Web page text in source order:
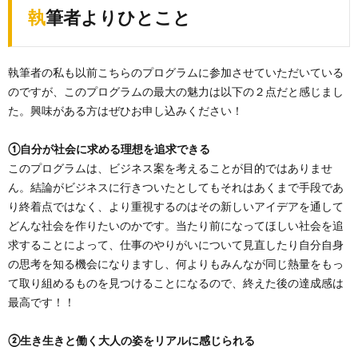
執筆者よりひとこと
執筆者の私も以前こちらのプログラムに参加させていただいている
のですが、このプログラムの最大の魅力は以下の２点だと感じまし
た。興味がある方はぜひお申し込みください！
①自分が社会に求める理想を追求できる
このプログラムは、ビジネス案を考えることが目的ではありませ
ん。結論がビジネスに行きついたとしてもそれはあくまで手段であ
り終着点ではなく、より重視するのはその新しいアイデアを通して
どんな社会を作りたいのかです。当たり前になってほしい社会を追
求することによって、仕事のやりがいについて見直したり自分自身
の思考を知る機会になりますし、何よりもみんなが同じ熱量をもっ
て取り組めるものを見つけることになるので、終えた後の達成感は
最高です！！
②生き生きと働く大人の姿をリアルに感じられる